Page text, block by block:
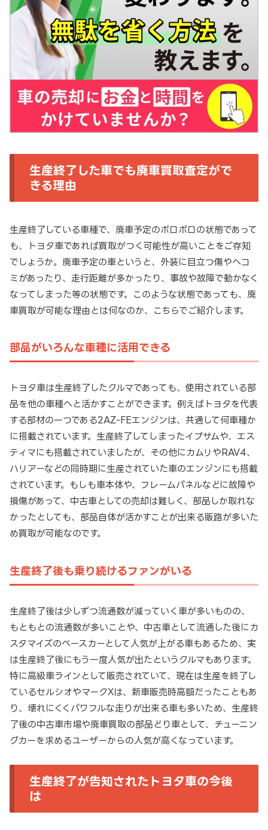
生産終了した車でも廃車買取査定がで
きる理由
生産終了している車種で、廃車予定のボロボロの状態であって
も、トヨタ車であれば買取がつく可能性が高いことをご存知
でしょうか。廃車予定の車というと、外装に目立つ傷やヘコ
ミがあったり、走行距離が多かったり、事故や故障で動かなく
なってしまった等の状態です。このような状態であっても、廃
車買取が可能な理由とは何なのか、こちらでご紹介します。
部品がいろんな車種に活用できる
トヨタ車は生産終了したクルマであっても、使用されている部
品を他の車種へと活かすことができます。例えばトヨタを代表
する部材の一つである2AZ-FEエンジンは、共通して何車種か
に搭載されています。生産終了してしまったイプサムや、エス
ティマにも搭載されていましたが、その他にカムリやRAV4、
ハリアーなどの同時期に生産されていた車のエンジンにも搭載
されています。もしも車本体や、フレームパネルなどに故障や
損傷があって、中古車としての売却は難しく、部品しか取れな
かったとしても、部品自体が活かすことが出来る販路が多いた
め買取が可能なのです。
生産終了後も乗り続けるファンがいる
生産終了後は少しずつ流通数が減っていく車が多いものの、
もともとの流通数が多いことや、中古車として流通した後にカ
スタマイズのベースカーとして人気が上がる車もあるため、実
は生産終了後にもう一度人気が出たというクルマもあります。
特に高級車ラインとして販売されていて、現在は生産を終了し
ているセルシオやマークXは、新車販売時高額だったこともあ
り、壊れにくくパワフルな走りが出来る車も多いため、生産終
了後の中古車市場や廃車買取の部品どり車として、チューニン
グカーを求めるユーザーからの人気が高くなっています。
生産終了が告知されたトヨタ車の今後
は